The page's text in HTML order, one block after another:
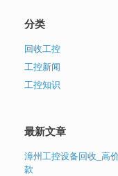
分类
回收工控
工控新闻
工控知识
最新文章
漳州工控设备回收_高
款